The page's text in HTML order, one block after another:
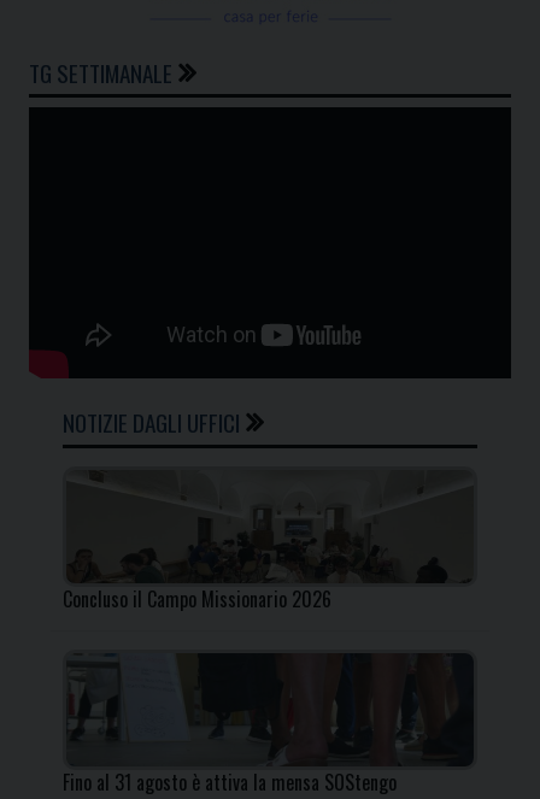
TG SETTIMANALE
NOTIZIE DAGLI UFFICI
Concluso il Campo Missionario 2026
Fino al 31 agosto è attiva la mensa SOStengo